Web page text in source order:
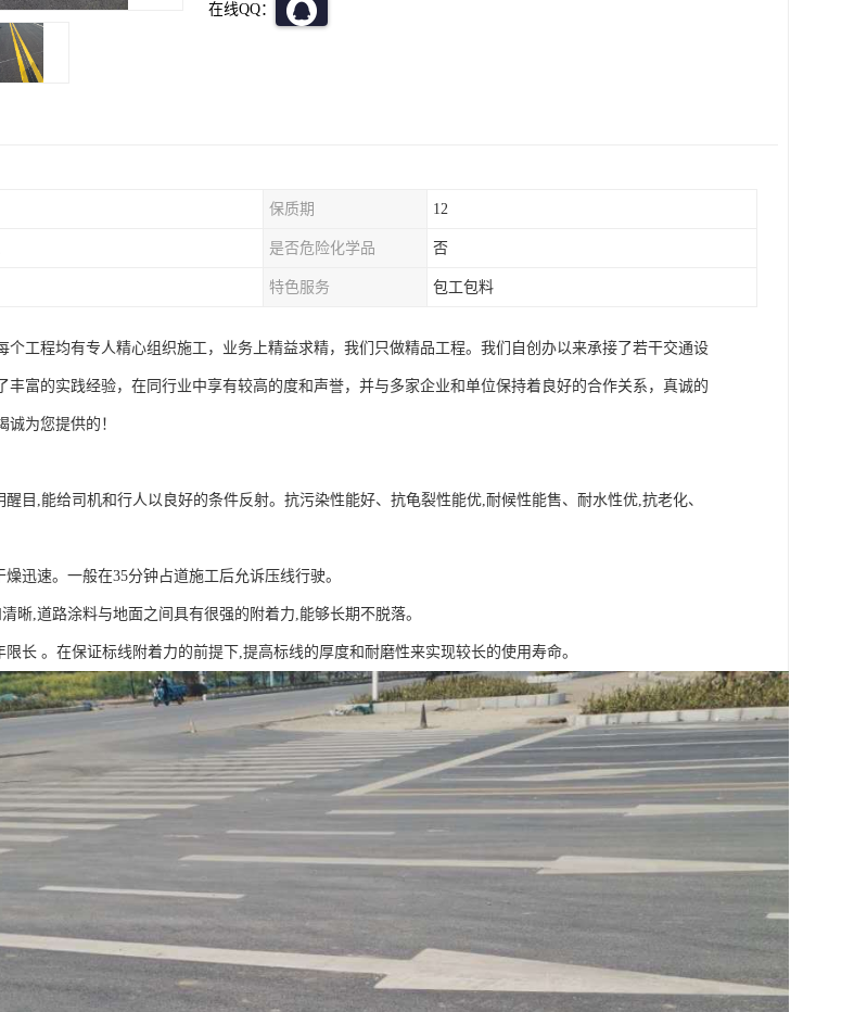
在线QQ：
保质期 12
是否危险化学品 否
特色服务 包工包料
个工程均有专人精心组织施工，业务上精益求精，我们只做精品工程。我们自创办以来承接了若干交通设
丰富的实践经验，在同行业中享有较高的度和声誉，并与多家企业和单位保持着良好的合作关系，真诚的
为您提供的！
目,能给司机和行人以良好的条件反射。抗污染性能好、抗龟裂性能优,耐候性能售、耐水性优,抗老化、
迅速。一般在35分钟占道施工后允诉压线行驶。
晰,道路涂料与地面之间具有很强的附着力,能够长期不脱落。
长 。在保证标线附着力的前提下,提高标线的厚度和耐磨性来实现较长的使用寿命。